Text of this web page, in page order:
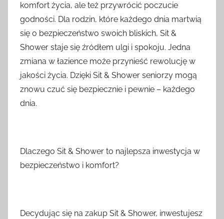
komfort życia, ale też przywrócić poczucie
godności. Dla rodzin, które każdego dnia martwią
się o bezpieczeństwo swoich bliskich, Sit &
Shower staje się źródłem ulgi i spokoju. Jedna
zmiana w łazience może przynieść rewolucję w
jakości życia. Dzięki Sit & Shower seniorzy mogą
znowu czuć się bezpiecznie i pewnie – każdego
dnia.
Dlaczego Sit & Shower to najlepsza inwestycja w
bezpieczeństwo i komfort?
Decydując się na zakup Sit & Shower, inwestujesz